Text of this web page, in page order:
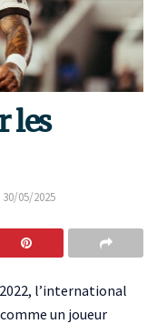
les
30/05/2025
l’international
un joueur